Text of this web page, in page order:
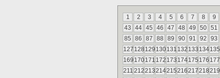
1 2 3 4 5 6 7 8
9
43
44 45 46 47 48 49 50 51
85
86 87 88 89 90 91 92
93
127 128 129 130131 132 133 134135
169 170171 172 173 174175 176 177
211 212213214215216217218219